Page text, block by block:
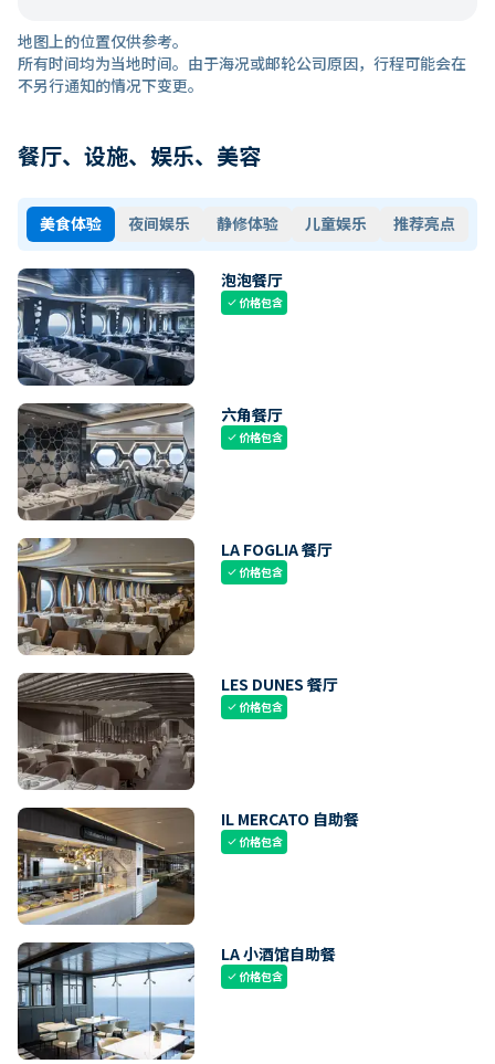
地图上的位置仅供参考。
所有时间均为当地时间。由于海况或邮轮公司原因，行程可能会在
不另行通知的情况下变更。
餐厅、设施、娱乐、美容
美食体验 夜间娱乐 静修体验 儿童娱乐 推荐亮点
泡泡餐厅
check价格包含
六角餐厅
check价格包含
LA FOGLIA 餐厅
check价格包含
LES DUNES 餐厅
check价格包含
IL MERCATO 自助餐
check价格包含
LA 小酒馆自助餐
check价格包含